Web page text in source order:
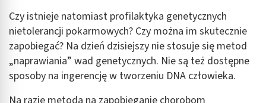
Czy istnieje natomiast profilaktyka genetycznych
nietolerancji pokarmowych? Czy można im skutecznie
zapobiegać? Na dzień dzisiejszy nie stosuje się metod
„naprawiania” wad genetycznych. Nie są też dostępne
sposoby na ingerencję w tworzeniu DNA człowieka.